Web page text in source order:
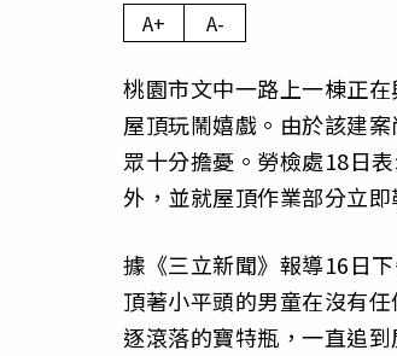
A+ A-
桃園市文中一路上一棟正
屋頂玩鬧嬉戲。由於該建
眾十分擔憂。勞檢處18日
外，並就屋頂作業部分立即
據《三立新聞》報導16日
頂著小平頭的男童在沒有
逐滾落的寶特瓶，一直追